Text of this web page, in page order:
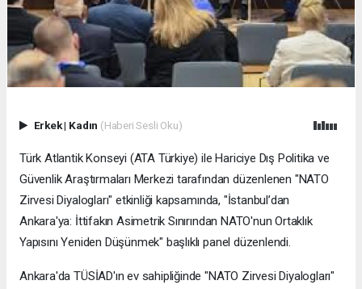
Erkek| Kadın (Haberi Sesli Oku)
Türk Atlantik Konseyi (ATA Türkiye) ile Hariciye Dış Politika ve
Güvenlik Araştırmaları Merkezi tarafından düzenlenen "NATO
Zirvesi Diyalogları" etkinliği kapsamında, "İstanbul’dan
Ankara'ya: İttifakın Asimetrik Sınırından NATO'nun Ortaklık
Yapısını Yeniden Düşünmek" başlıklı panel düzenlendi.
Ankara'da TÜSİAD'ın ev sahipliğinde "NATO Zirvesi Diyalogları"